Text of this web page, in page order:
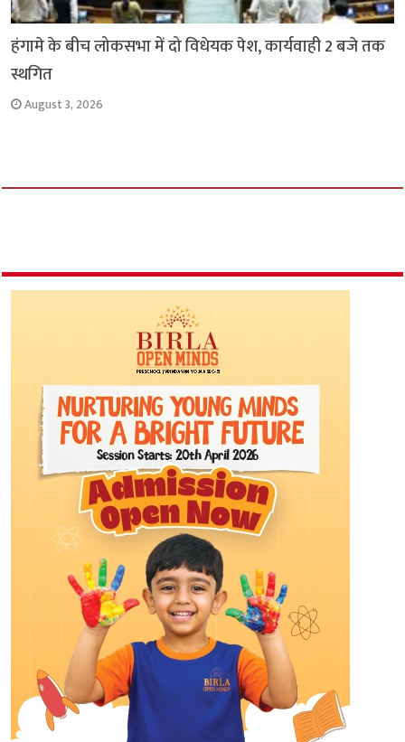
हंगामे के बीच लोकसभा में दो विधेयक पेश, कार्यवाही 2 बजे तक
स्थगित
August 3, 2026